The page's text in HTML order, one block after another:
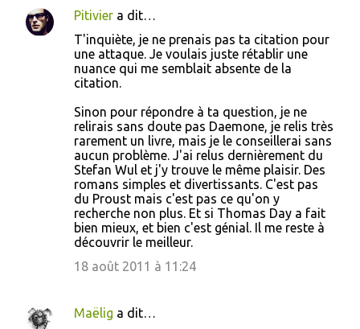
Pitivier a dit…
T'inquiète, je ne prenais pas ta citation pour
une attaque. Je voulais juste rétablir une
nuance qui me semblait absente de la
citation.
Sinon pour répondre à ta question, je ne
relirais sans doute pas Daemone, je relis très
rarement un livre, mais je le conseillerai sans
aucun problème. J'ai relus dernièrement du
Stefan Wul et j'y trouve le même plaisir. Des
romans simples et divertissants. C'est pas
du Proust mais c'est pas ce qu'on y
recherche non plus. Et si Thomas Day a fait
bien mieux, et bien c'est génial. Il me reste à
découvrir le meilleur.
18 août 2011 à 11:24
Maëlig a dit…